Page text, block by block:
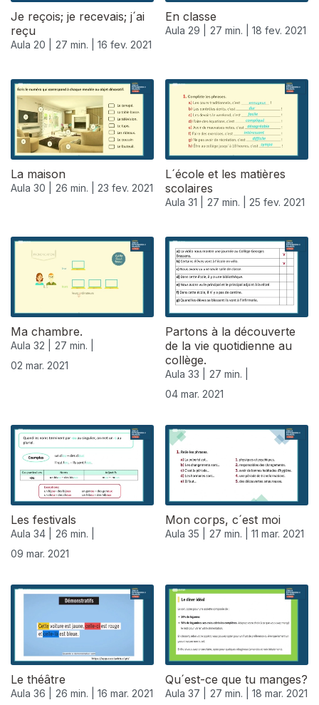
Je reçois; je recevais; j´ai
reçu
Aula 20 | 27 min. | 16 fev. 2021
En classe
Aula 29 | 27 min. | 18 fev. 2021
La maison
Aula 30 | 26 min. | 23 fev. 2021
L´école et les matières
scolaires
Aula 31 | 27 min. | 25 fev. 2021
Ma chambre.
Aula 32 |
27 min. |
02 mar. 2021
Partons à la découverte
de la vie quotidienne au
collège.
Aula 33 |
27 min. |
04 mar. 2021
Les festivals
Aula 34 |
26 min. |
09 mar. 2021
Mon corps, c´est moi
Aula 35 | 27 min. | 11 mar. 2021
529851
Le théâtre
Aula 36 | 26 min. | 16 mar. 2021
Qu´est-ce que tu manges?
Aula 37 | 27 min. | 18 mar. 2021